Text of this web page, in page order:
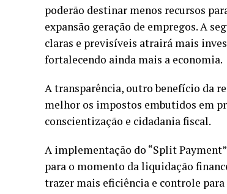
poderão destinar menos recursos
expansão geração de empregos. A
claras e previsíveis atrairá mais
fortalecendo ainda mais a economia.
A transparência, outro benefício da
melhor os impostos embutidos em
conscientização e cidadania fiscal.
A implementação do “Split
para o momento da liquidação
trazer mais eficiência e controle